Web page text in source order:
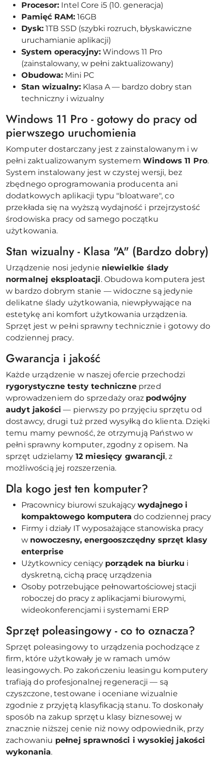
Procesor: Intel Core i5 (10. generacja)
Pamięć RAM: 16GB
Dysk: 1TB SSD (szybki rozruch, błyskawiczne
uruchamianie aplikacji)
System operacyjny: Windows 11 Pro
(zainstalowany, w pełni zaktualizowany)
Obudowa: Mini PC
Stan wizualny: Klasa A — bardzo dobry stan
techniczny i wizualny
Windows 11 Pro - gotowy do pracy od
pierwszego uruchomienia
Komputer dostarczany jest z zainstalowanym i w
pełni zaktualizowanym systemem Windows 11 Pro.
System instalowany jest w czystej wersji, bez
zbędnego oprogramowania producenta ani
dodatkowych aplikacji typu "bloatware", co
przekłada się na wyższą wydajność i przejrzystość
środowiska pracy od samego początku
użytkowania.
Stan wizualny - Klasa "A" (Bardzo dobry)
Urządzenie nosi jedynie niewielkie ślady
normalnej eksploatacji. Obudowa komputera jest
w bardzo dobrym stanie — widoczne są jedynie
delikatne ślady użytkowania, niewpływające na
estetykę ani komfort użytkowania urządzenia.
Sprzęt jest w pełni sprawny technicznie i gotowy do
codziennej pracy.
Gwarancja i jakość
Każde urządzenie w naszej ofercie przechodzi
rygorystyczne testy techniczneprzed
wprowadzeniem do sprzedaży oraz podwójny
audyt jakości — pierwszy po przyjęciu sprzętu od
dostawcy, drugi tuż przed wysyłką do klienta. Dzięki
temu mamy pewność, że otrzymują Państwo w
pełni sprawny komputer, zgodny z opisem. Na
sprzęt udzielamy 12 miesięcy gwarancji, z
możliwością jej rozszerzenia.
Dla kogo jest ten komputer?
Pracownicy biurowi szukający wydajnego i
kompaktowego komputera do codziennej pracy
Firmy i działy IT wyposażające stanowiska pracy
w nowoczesny, energooszczędny sprzęt klasy
enterprise
Użytkownicy ceniący porządek na biurku i
dyskretną, cichą pracę urządzenia
Osoby potrzebujące pełnowartościowej stacji
roboczej do pracy z aplikacjami biurowymi,
wideokonferencjami i systemami ERP
Sprzęt poleasingowy - co to oznacza?
Sprzęt poleasingowy to urządzenia pochodzące z
firm, które użytkowały je w ramach umów
leasingowych. Po zakończeniu leasingu komputery
trafiają do profesjonalnej regeneracji — są
czyszczone, testowane i oceniane wizualnie
zgodnie z przyjętą klasyfikacją stanu. To doskonały
sposób na zakup sprzętu klasy biznesowej w
znacznie niższej cenie niż nowy odpowiednik, przy
zachowaniu pełnej sprawności i wysokiej jakości
wykonania.